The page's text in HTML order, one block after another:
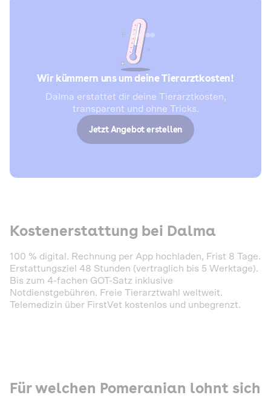
Wir kümmern uns um deine Tierarztkosten!
Dalma erstattet dir deine Tierarztkosten,
transparent und ohne Tricks.
Jetzt Angebot erstellen
Kostenerstattung bei Dalma
100 % digital. Rechnung per App hochladen, Frist 8 Tage.
Erstattungsziel 48 Stunden (vertraglich bis 5 Werktage).
Bis zum 4-fachen GOT-Satz inklusive
Notdienstgebühren. Freie Tierarztwahl weltweit.
Telemedizin über FirstVet kostenlos und unbegrenzt.
Für welchen Pomeranian lohnt sich